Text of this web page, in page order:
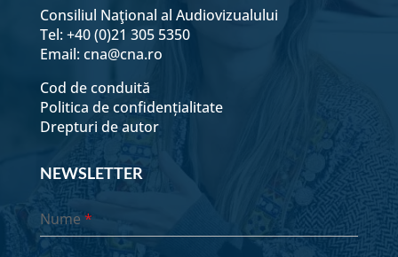
Consiliul Naţional al Audiovizualului
Tel: +40 (0)21 305 5350
Email: cna@cna.ro
Cod de conduită
Politica de confidențialitate
Drepturi de autor
NEWSLETTER
Nume*